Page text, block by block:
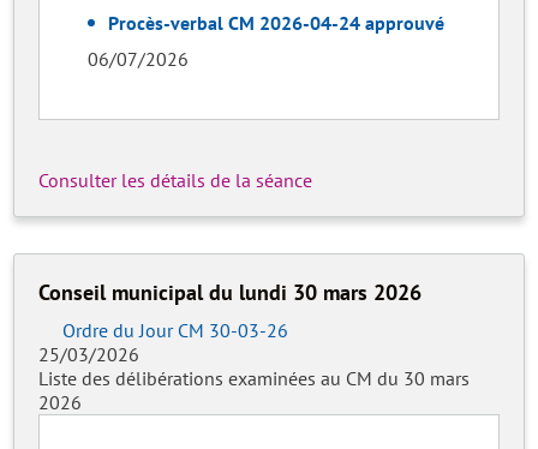
Procès-verbal CM 2026-04-24 approuvé
06/07/2026
Consulter les détails de la séance
Conseil municipal du lundi 30 mars 2026
Ordre du Jour CM 30-03-26
25/03/2026
Liste des délibérations examinées au CM du 30 mars
2026